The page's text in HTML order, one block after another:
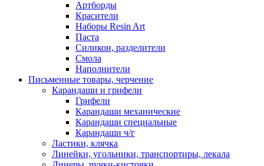
Артборды
Красители
Наборы Resin Art
Паста
Силикон, разделители
Смола
Наполнители
Письменные товары, черчение
Карандаши и грифели
Грифели
Карандаши механические
Карандаши специальные
Карандаши ч/г
Ластики, клячка
Линейки, угольники, транспортиры, лекала